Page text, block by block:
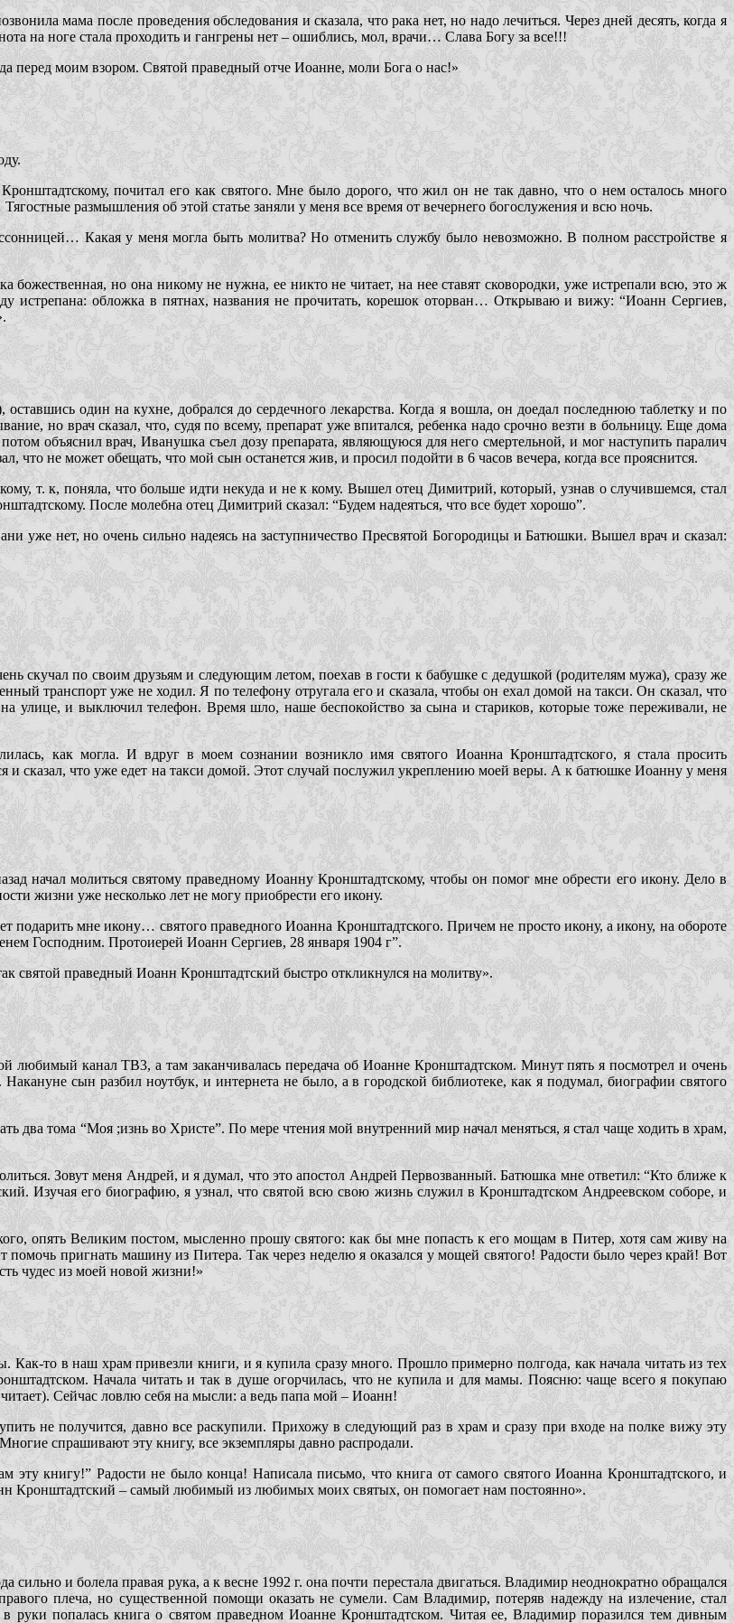
мама после проведения обследования и сказала, что рака нет, но надо лечиться. Через дней десять, когда я
на ноге стала проходить и гангрены нет – ошиблись, мол, врачи… Слава Богу за все!!!
перед моим взором. Святой праведный отче Иоанне, моли Бога о нас!»
почитал его как святого. Мне было дорого, что жил он не так давно, что о нем осталось много
размышления об этой статье заняли у меня все время от вечернего богослужения и всю ночь.
Какая у меня могла быть молитва? Но отменить службу было невозможно. В полном расстройстве я
но она никому не нужна, ее никто не читает, на нее ставят сковородки, уже истрепали всю, это ж
истрепана: обложка в пятнах, названия не прочитать, корешок оторван… Открываю и вижу: “Иоанн Сергиев,
один на кухне, добрался до сердечного лекарства. Когда я вошла, он доедал последнюю таблетку и по
но врач сказал, что, судя по всему, препарат уже впитался, ребенка надо срочно везти в больницу. Еще дома
объяснил врач, Иванушка съел дозу препарата, являющуюся для него смертельной, и мог наступить паралич
не может обещать, что мой сын останется жив, и просил подойти в 6 часов вечера, когда все прояснится.
т. к, поняла, что больше идти некуда и не к кому. Вышел отец Димитрий, который, узнав о случившемся, стал
После молебна отец Димитрий сказал: “Будем надеяться, что все будет хорошо”.
уже нет, но очень сильно надеясь на заступничество Пресвятой Богородицы и Батюшки. Вышел врач и сказал:
скучал по своим друзьям и следующим летом, поехав в гости к бабушке с дедушкой (родителям мужа), сразу же
транспорт уже не ходил. Я по телефону отругала его и сказала, чтобы он ехал домой на такси. Он сказал, что
на улице, и выключил телефон. Время шло, наше беспокойство за сына и стариков, которые тоже переживали, не
как могла. И вдруг в моем сознании возникло имя святого Иоанна Кронштадтского, я стала просить
и сказал, что уже едет на такси домой. Этот случай послужил укреплению моей веры. А к батюшке Иоанну у меня
начал молиться святому праведному Иоанну Кронштадтскому, чтобы он помог мне обрести его икону. Дело в
жизни уже несколько лет не могу приобрести его икону.
подарить мне икону… святого праведного Иоанна Кронштадтского. Причем не просто икону, а икону, на обороте
Господним. Протоиерей Иоанн Сергиев, 28 января 1904 г”.
святой праведный Иоанн Кронштадтский быстро откликнулся на молитву».
канал ТВ3, а там заканчивалась передача об Иоанне Кронштадтском. Минут пять я посмотрел и очень
сын разбил ноутбук, и интернета не было, а в городской библиотеке, как я подумал, биографии святого
тома “Моя ;изнь во Христе”. По мере чтения мой внутренний мир начал меняться, я стал чаще ходить в храм,
Зовут меня Андрей, и я думал, что это апостол Андрей Первозванный. Батюшка мне ответил: “Кто ближе к
Изучая его биографию, я узнал, что святой всю свою жизнь служил в Кронштадтском Андреевском соборе, и
опять Великим постом, мысленно прошу святого: как бы мне попасть к его мощам в Питер, хотя сам живу на
помочь пригнать машину из Питера. Так через неделю я оказался у мощей святого! Радости было через край! Вот
чудес из моей новой жизни!»
то в наш храм привезли книги, и я купила сразу много. Прошло примерно полгода, как начала читать из тех
Начала читать и так в душе огорчилась, что не купила и для мамы. Поясню: чаще всего я покупаю
Сейчас ловлю себя на мысли: а ведь папа мой – Иоанн!
не получится, давно все раскупили. Прихожу в следующий раз в храм и сразу при входе на полке вижу эту
спрашивают эту книгу, все экземпляры давно распродали.
книгу!” Радости не было конца! Написала письмо, что книга от самого святого Иоанна Кронштадтского, и
Кронштадтский – самый любимый из любимых моих святых, он помогает нам постоянно».
и болела правая рука, а к весне 1992 г. она почти перестала двигаться. Владимир неоднократно обращался
плеча, но существенной помощи оказать не сумели. Сам Владимир, потеряв надежду на излечение, стал
руки попалась книга о святом праведном Иоанне Кронштадтском. Читая ее, Владимир поразился тем дивным